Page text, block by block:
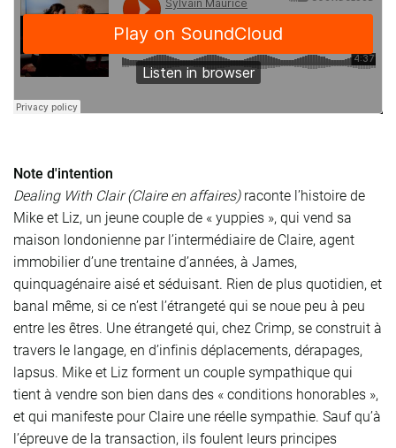
Note d'intention
Dealing With Clair (Claire en affaires)raconte l’histoire de
Mike et Liz, un jeune couple de « yuppies », qui vend sa
maison londonienne par l’intermédiaire de Claire, agent
immobilier d’une trentaine d’années, à James,
quinquagénaire aisé et séduisant. Rien de plus quotidien, et
banal même, si ce n’est l’étrangeté qui se noue peu à peu
entre les êtres. Une étrangeté qui, chez Crimp, se construit à
travers le langage, en d’infinis déplacements, dérapages,
lapsus. Mike et Liz forment un couple sympathique qui
tient à vendre son bien dans des « conditions honorables »,
et qui manifeste pour Claire une réelle sympathie. Sauf qu’à
l’épreuve de la transaction, ils foulent leurs principes